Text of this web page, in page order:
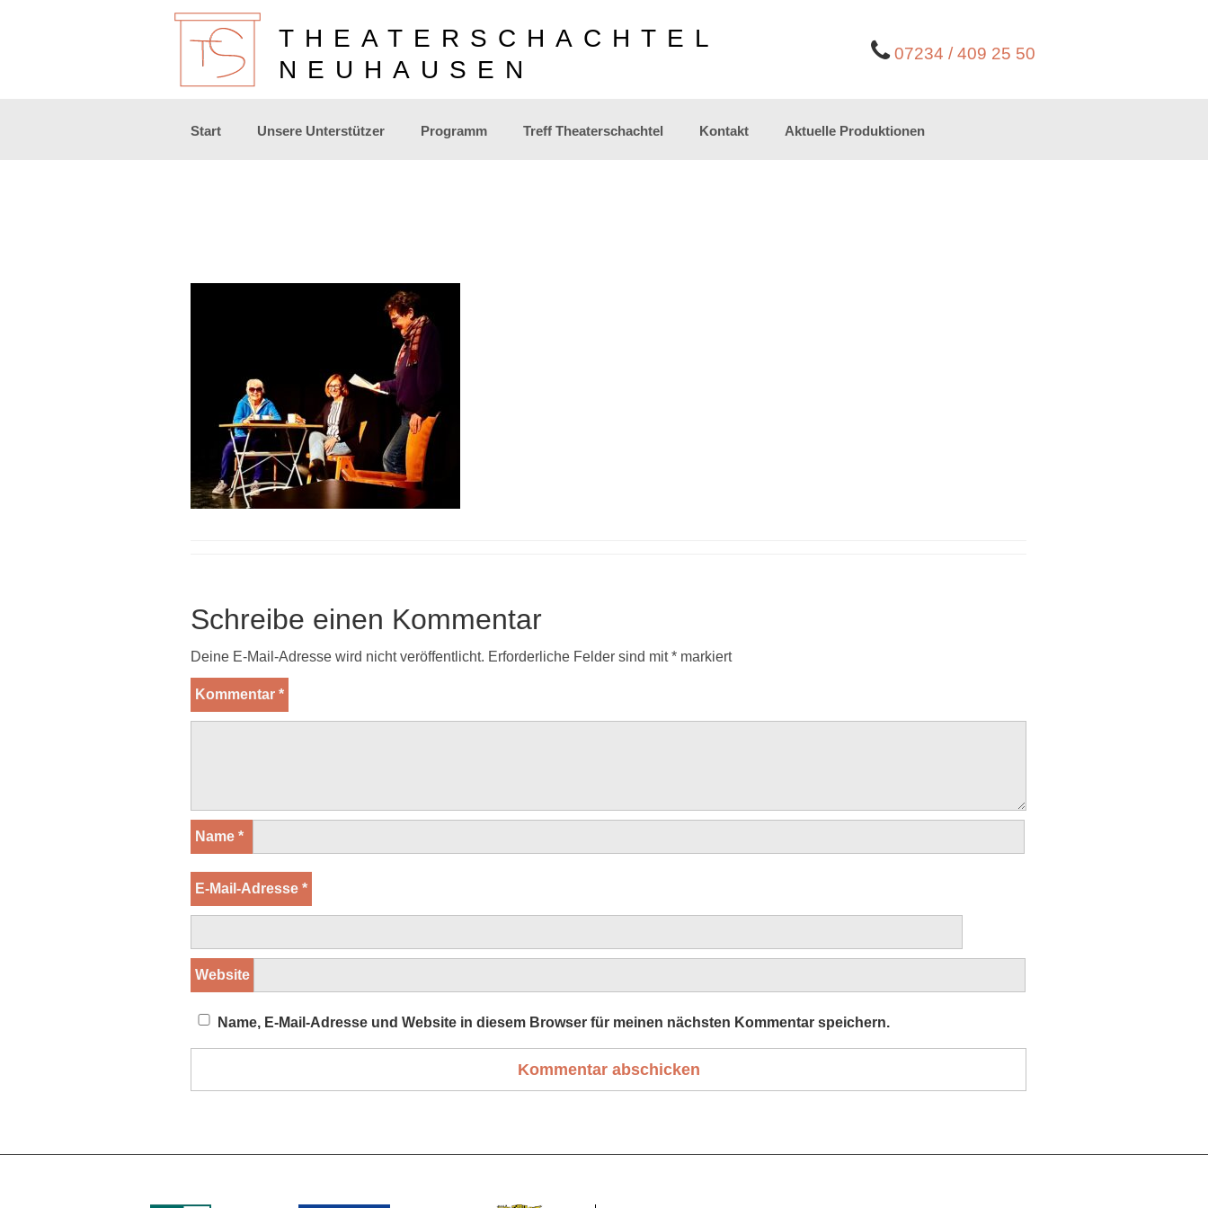
07234 / 409 25 50
THEATERSCHACHTEL
NEUHAUSEN
Zum
Start Unsere Unterstützer Programm Treff Theaterschachtel Kontakt Aktuelle Produktionen
Schreibe einen Kommentar
Deine E-Mail-Adresse wird nicht veröffentlicht. Erforderliche Felder sind mit* markiert
Kommentar *
Name *
E-Mail-Adresse *
Website
Name, E-Mail-Adresse und Website in diesem Browser für meinen nächsten Kommentar speichern.